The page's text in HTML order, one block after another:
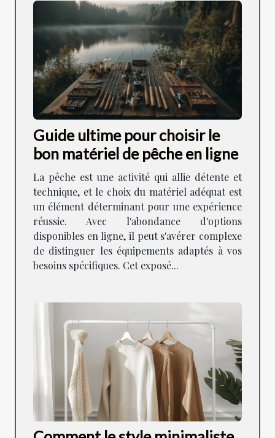
Guide ultime pour choisir le
bon matériel de pêche en ligne
La pêche est une activité qui allie détente et
technique, et le choix du matériel adéquat est
un élément déterminant pour une expérience
réussie. Avec l'abondance d'options
disponibles en ligne, il peut s'avérer complexe
de distinguer les équipements adaptés à vos
besoins spécifiques. Cet exposé...